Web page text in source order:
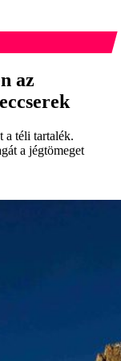
az
a téli tartalék.
a jégtömeget